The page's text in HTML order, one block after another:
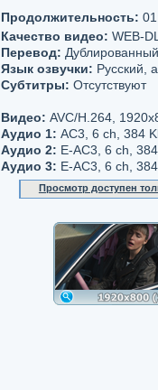
Продолжительность:
Качество видео: WEB-DL
Перевод:
Язык озвучки: Русский,
Субтитры: Отсутствуют
Видео: AVC/H.264,
Аудио 1: AC3, 6 ch, 384
Аудио 2: E-AC3, 6 ch,
Аудио 3: E-AC3, 6 ch,
Просмотр доступен